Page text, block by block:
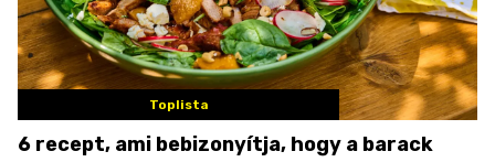
Toplista
6 recept, ami bebizonyítja, hogy a barack